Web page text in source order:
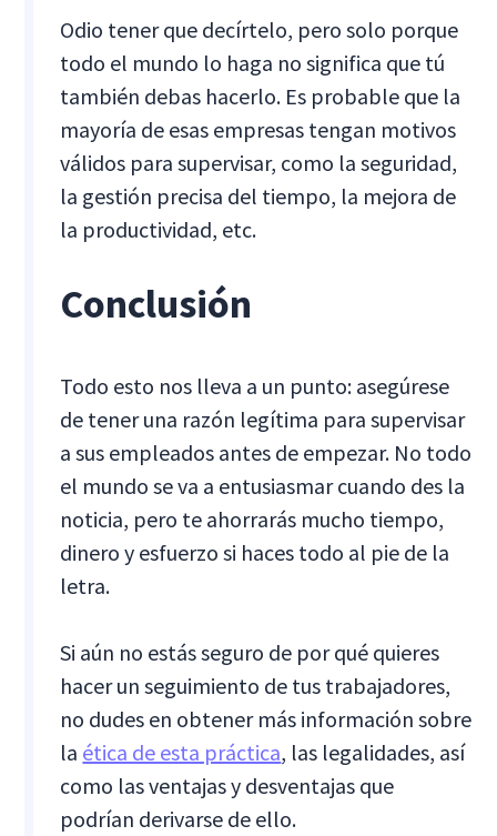
Odio tener que decírtelo, pero solo porque
todo el mundo lo haga no significa que tú
también debas hacerlo. Es probable que la
mayoría de esas empresas tengan motivos
válidos para supervisar, como la seguridad,
la gestión precisa del tiempo, la mejora de
la productividad, etc.
Conclusión
Todo esto nos lleva a un punto: asegúrese
de tener una razón legítima para supervisar
a sus empleados antes de empezar. No todo
el mundo se va a entusiasmar cuando des la
noticia, pero te ahorrarás mucho tiempo,
dinero y esfuerzo si haces todo al pie de la
letra.
Si aún no estás seguro de por qué quieres
hacer un seguimiento de tus trabajadores,
no dudes en obtener más información sobre
la ética de esta práctica, las legalidades, así
como las ventajas y desventajas que
podrían derivarse de ello.